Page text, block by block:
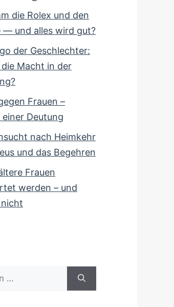
die Rolex und den
— und alles wird gut?
der Geschlechter:
Macht in der
Frauen –
einer Deutung
nach Heimkehr
und das Begehren
Frauen
werden – und